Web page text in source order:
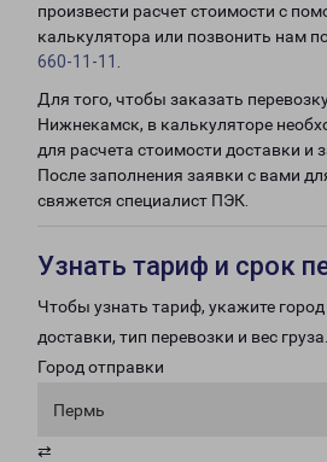
произвести расчет стоимости с
калькулятора или позвонить нам
660-11-11
Для того, чтобы заказать
Нижнекамск, в калькуляторе
для расчета стоимости доставки и
После заполнения заявки с вами
свяжется специалист ПЭК.
Узнать тариф и срок
Чтобы узнать тариф, укажите
доставки, тип перевозки и вес груза.
Город отправки
Пермь
⇄